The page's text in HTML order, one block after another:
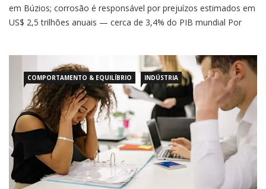
em Búzios; corrosão é responsável por prejuízos estimados em
US$ 2,5 trilhões anuais — cerca de 3,4% do PIB mundial Por
COMPORTAMENTO & EQUILÍBRIO INDÚSTRIA